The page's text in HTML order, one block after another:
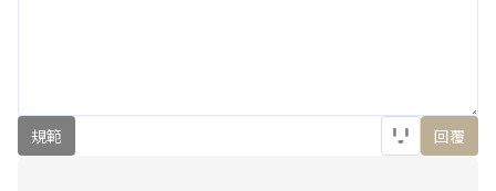
規範 回覆